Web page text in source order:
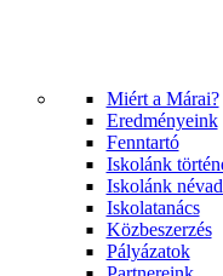
Miért a Márai?
Eredményeink
Fenntartó
Iskolánk
Iskolánk
Iskolatanács
Közbeszerzés
Pályázatok